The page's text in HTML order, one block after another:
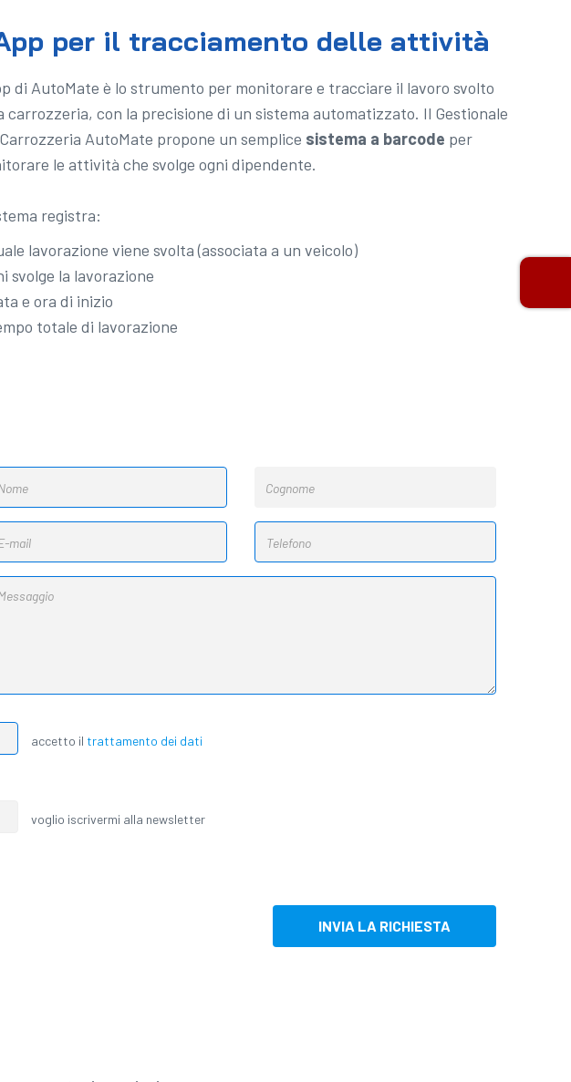
per il tracciamento delle attività
di AutoMate è lo strumento per monitorare e tracciare il lavoro svolto
carrozzeria, con la precisione di un sistema automatizzato. Il Gestionale
AutoMate propone un semplice sistema a barcode per
le attività che svolge ogni dipendente.
registra:
lavorazione viene svolta (associata a un veicolo)
svolge la lavorazione
e ora di inizio
totale di lavorazione
accetto il trattamento dei dati
voglio iscrivermi alla newsletter
INVIA LA RICHIESTA